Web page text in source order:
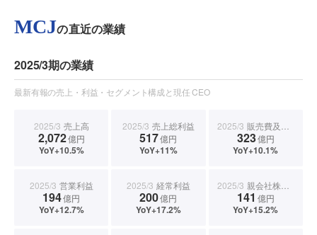
MCJの直近の業績
2025/3期の業績
最新有報の売上・利益・セグメント構成と現任 CEO
2025/3 売上高
2,072億円
YoY+10.5%
2025/3 売上総利益
517億円
YoY+11%
2025/3 販売費及び一般管理費
323億円
YoY+10.1%
2025/3 営業利益
194億円
YoY+12.7%
2025/3 経常利益
200億円
YoY+17.2%
2025/3 親会社株主に帰属する当期純利益
141 億円
YoY+15.2%